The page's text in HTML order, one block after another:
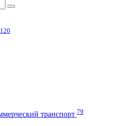
120
транспорт 79